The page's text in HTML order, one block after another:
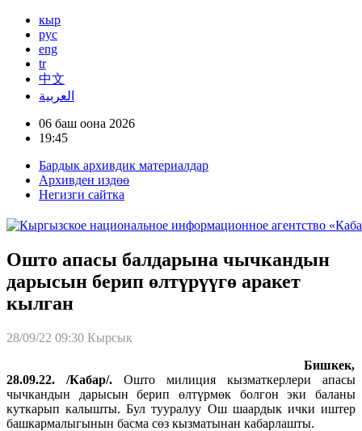
кыр
рус
eng
tr
中文
العربية
06 баш оона 2026
19:45
Бардык архивдик материалдар
Архивден издөө
Негизги сайтка
Ошто апасы балдарына чычкандын
дарысын берип өлтүрүүгө аракет
кылган
28/09/22 09:30 Кырсык
Бишкек,
28.09.22. /Кабар/. Ошто милиция кызматкерлери апасы
чычкандын дарысын берип өлтүрмөк болгон эки баланы
куткарып калышты. Бул тууралуу Ош шаардык ички иштер
башкармалыгынын басма сөз кызматынан кабарлашты.